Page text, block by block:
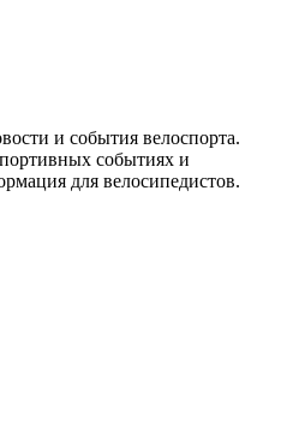
и события велоспорта.
событиях и
для велосипедистов.